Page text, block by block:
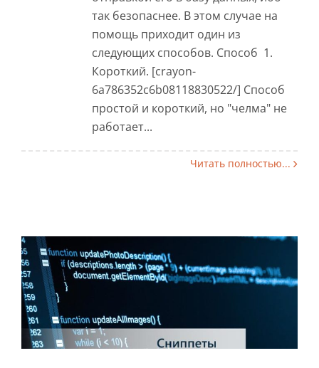
так безопаснее. В этом случае на
помощь приходит один из
следующих способов. Способ 1.
Короткий. [crayon-
6a786352c6b08118830522/] Способ
простой и короткий, но "челма" не
работает...
Читать полностью...